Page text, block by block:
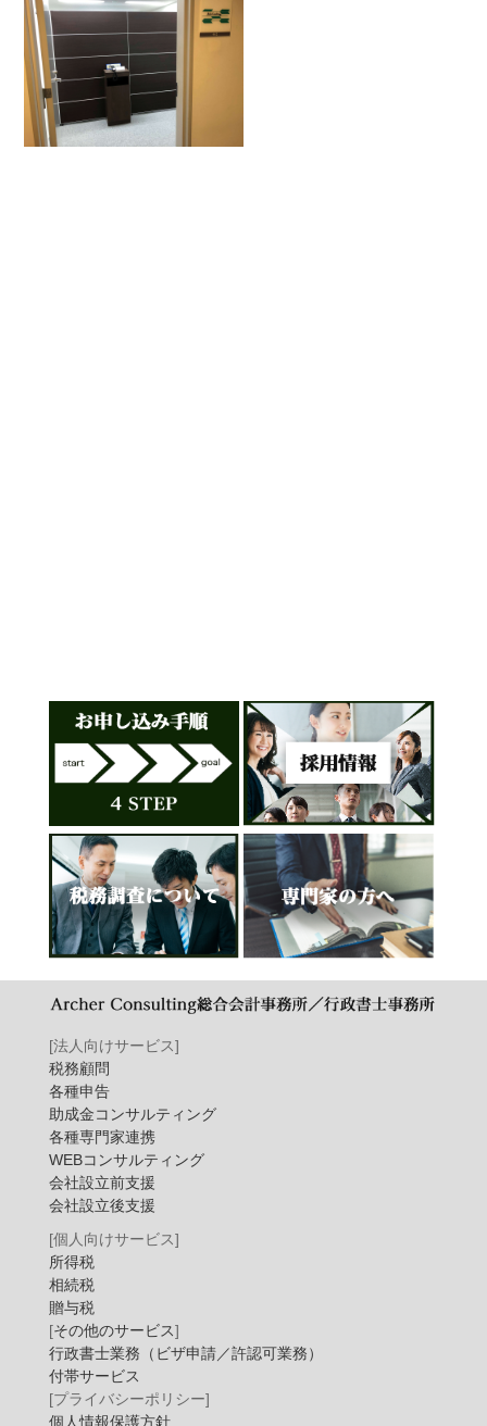
[法人向けサービス]
税務顧問
各種申告
助成金コンサルティング
各種専門家連携
WEBコンサルティング
会社設立前支援
会社設立後支援
[個人向けサービス]
所得税
相続税
贈与税
[その他のサービス]
行政書士業務（ビザ申請／許認可業務）
付帯サービス
[プライバシーポリシー]
個人情報保護方針